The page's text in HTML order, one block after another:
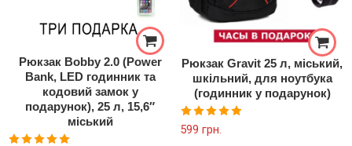
Рюкзак Bobby 2.0 (Power
Bank, LED годинник та
кодовий замок у
подарунок), 25 л, 15,6″
міський
Рюкзак Gravit 25 л, міський,
шкільний, для ноутбука
(годинник у подарунок)
Оцінено в
599 грн.